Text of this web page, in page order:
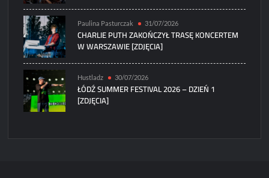
Paulina Pasturczak 31/07/2026
CHARLIE PUTH ZAKOŃCZYŁ TRASĘ KONCERTEM
W WARSZAWIE [ZDJĘCIA]
Hustladz 30/07/2026
ŁÓDŹ SUMMER FESTIVAL 2026 – DZIEŃ 1
[ZDJĘCIA]